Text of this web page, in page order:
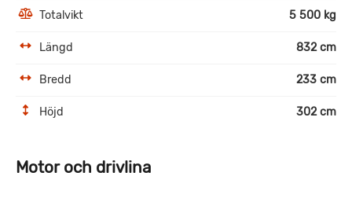
Totalvikt 5 500 kg
Längd 832 cm
Bredd 233 cm
Höjd 302 cm
Motor och drivlina